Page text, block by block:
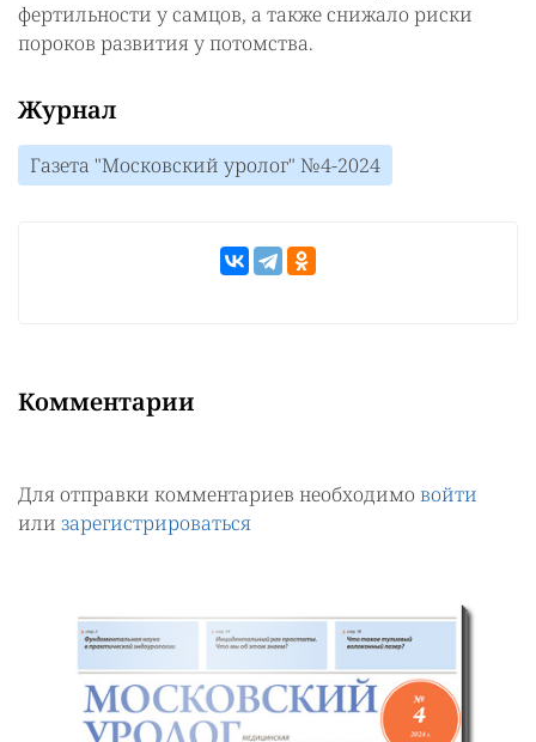
фертильности у самцов, а также снижало риски
пороков развития у потомства.
Журнал
Газета "Московский уролог" №4-2024
Комментарии
Для отправки комментариев необходимо войти
или зарегистрироваться